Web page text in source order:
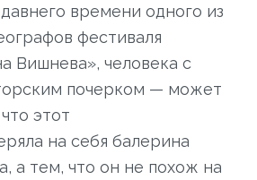
времени одного из
фестиваля
Вишнева», человека с
почерком — может
этот
на себя балерина
а тем, что он не похож на